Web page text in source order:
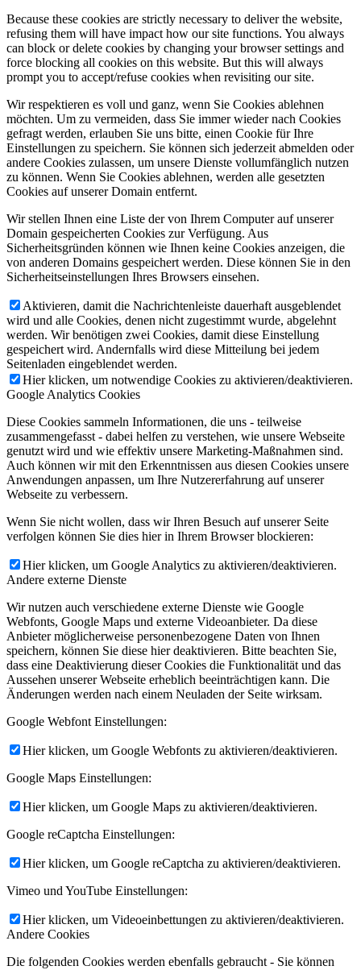
Because these cookies are strictly necessary to deliver the website,
refusing them will have impact how our site functions. You always
can block or delete cookies by changing your browser settings and
force blocking all cookies on this website. But this will always
prompt you to accept/refuse cookies when revisiting our site.
Wir respektieren es voll und ganz, wenn Sie Cookies ablehnen
möchten. Um zu vermeiden, dass Sie immer wieder nach Cookies
gefragt werden, erlauben Sie uns bitte, einen Cookie für Ihre
Einstellungen zu speichern. Sie können sich jederzeit abmelden oder
andere Cookies zulassen, um unsere Dienste vollumfänglich nutzen
zu können. Wenn Sie Cookies ablehnen, werden alle gesetzten
Cookies auf unserer Domain entfernt.
Wir stellen Ihnen eine Liste der von Ihrem Computer auf unserer
Domain gespeicherten Cookies zur Verfügung. Aus
Sicherheitsgründen können wie Ihnen keine Cookies anzeigen, die
von anderen Domains gespeichert werden. Diese können Sie in den
Sicherheitseinstellungen Ihres Browsers einsehen.
Aktivieren, damit die Nachrichtenleiste dauerhaft ausgeblendet
wird und alle Cookies, denen nicht zugestimmt wurde, abgelehnt
werden. Wir benötigen zwei Cookies, damit diese Einstellung
gespeichert wird. Andernfalls wird diese Mitteilung bei jedem
Seitenladen eingeblendet werden.
Hier klicken, um notwendige Cookies zu aktivieren/deaktivieren.
Google Analytics Cookies
Diese Cookies sammeln Informationen, die uns - teilweise
zusammengefasst - dabei helfen zu verstehen, wie unsere Webseite
genutzt wird und wie effektiv unsere Marketing-Maßnahmen sind.
Auch können wir mit den Erkenntnissen aus diesen Cookies unsere
Anwendungen anpassen, um Ihre Nutzererfahrung auf unserer
Webseite zu verbessern.
Wenn Sie nicht wollen, dass wir Ihren Besuch auf unserer Seite
verfolgen können Sie dies hier in Ihrem Browser blockieren:
Hier klicken, um Google Analytics zu aktivieren/deaktivieren.
Andere externe Dienste
Wir nutzen auch verschiedene externe Dienste wie Google
Webfonts, Google Maps und externe Videoanbieter. Da diese
Anbieter möglicherweise personenbezogene Daten von Ihnen
speichern, können Sie diese hier deaktivieren. Bitte beachten Sie,
dass eine Deaktivierung dieser Cookies die Funktionalität und das
Aussehen unserer Webseite erheblich beeinträchtigen kann. Die
Änderungen werden nach einem Neuladen der Seite wirksam.
Google Webfont Einstellungen:
Hier klicken, um Google Webfonts zu aktivieren/deaktivieren.
Google Maps Einstellungen:
Hier klicken, um Google Maps zu aktivieren/deaktivieren.
Google reCaptcha Einstellungen:
Hier klicken, um Google reCaptcha zu aktivieren/deaktivieren.
Vimeo und YouTube Einstellungen:
Hier klicken, um Videoeinbettungen zu aktivieren/deaktivieren.
Andere Cookies
Die folgenden Cookies werden ebenfalls gebraucht - Sie können